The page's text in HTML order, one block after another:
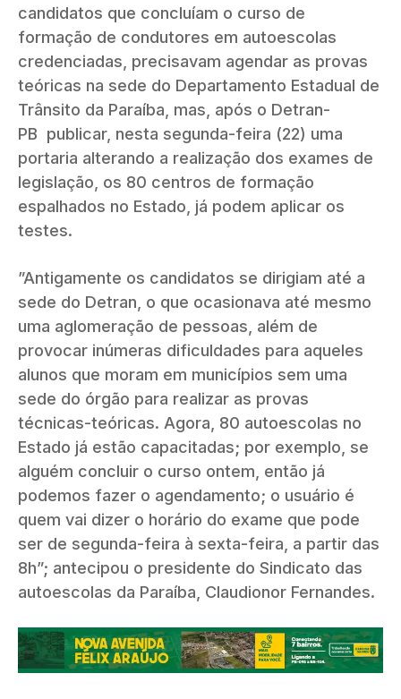
candidatos que concluíam o curso de
formação de condutores em autoescolas
credenciadas, precisavam agendar as provas
teóricas na sede do Departamento Estadual de
Trânsito da Paraíba, mas, após o Detran-
PB publicar, nesta segunda-feira (22) uma
portaria alterando a realização dos exames de
legislação, os 80 centros de formação
espalhados no Estado, já podem aplicar os
testes.
”Antigamente os candidatos se dirigiam até a
sede do Detran, o que ocasionava até mesmo
uma aglomeração de pessoas, além de
provocar inúmeras dificuldades para aqueles
alunos que moram em municípios sem uma
sede do órgão para realizar as provas
técnicas-teóricas. Agora, 80 autoescolas no
Estado já estão capacitadas; por exemplo, se
alguém concluir o curso ontem, então já
podemos fazer o agendamento; o usuário é
quem vai dizer o horário do exame que pode
ser de segunda-feira à sexta-feira, a partir das
8h”; antecipou o presidente do Sindicato das
autoescolas da Paraíba, Claudionor Fernandes.